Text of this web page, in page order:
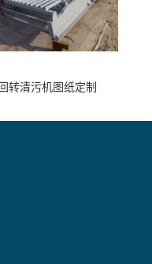
回转清污机图纸定制